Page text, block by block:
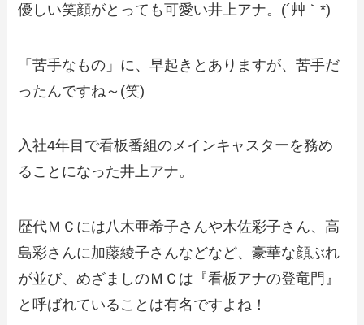
優しい笑顔がとっても可愛い井上アナ。(´艸｀*)
「苦手なもの」に、早起きとありますが、苦手だ
ったんですね～(笑)
入社4年目で看板番組のメインキャスターを務め
ることになった井上アナ。
歴代ＭＣには八木亜希子さんや木佐彩子さん、高
島彩さんに加藤綾子さんなどなど、豪華な顔ぶれ
が並び、めざましのＭＣは『看板アナの登竜門』
と呼ばれていることは有名ですよね！